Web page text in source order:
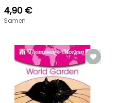
4,90 €
Samen